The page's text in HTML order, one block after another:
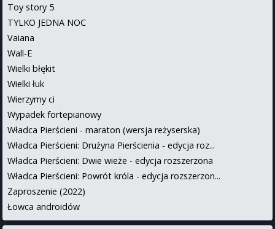
Toy story 5
TYLKO JEDNA NOC
Vaiana
Wall-E
Wielki błękit
Wielki łuk
Wierzymy ci
Wypadek fortepianowy
Władca Pierścieni - maraton (wersja reżyserska)
Władca Pierścieni: Drużyna Pierścienia - edycja roz...
Władca Pierścieni: Dwie wieże - edycja rozszerzona
Władca Pierścieni: Powrót króla - edycja rozszerzon...
Zaproszenie (2022)
Łowca androidów